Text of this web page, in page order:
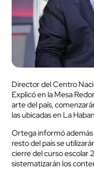
Director del Centro
Explicó en la Mesa
arte del país,
las ubicadas en La
Ortega informó además
resto del país se
cierre del curso escolar
sistematizarán los